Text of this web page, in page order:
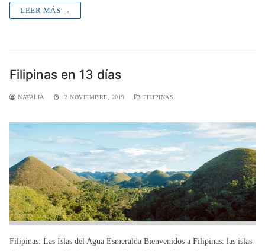
LEER MÁS →
Filipinas en 13 días
NATALIA 12 NOVIEMBRE, 2019 FILIPINAS
Filipinas: Las Islas del Agua Esmeralda Bienvenidos a Filipinas: las islas